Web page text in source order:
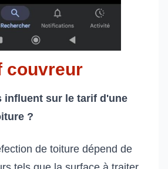
couvreur
influent sur le tarif d'une
?
de toiture dépend de